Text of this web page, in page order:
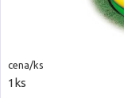
cena/ks
1ks